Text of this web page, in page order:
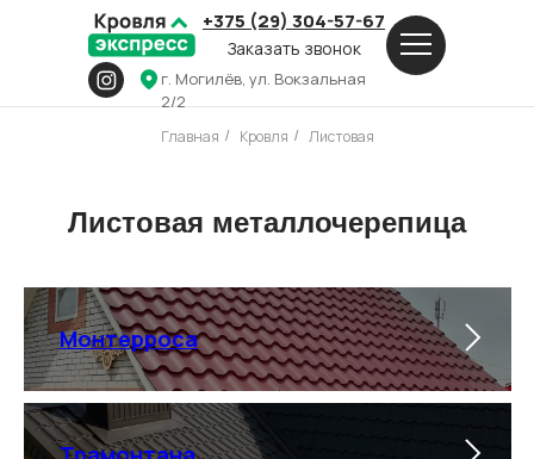
г. Могилёв, ул. Вокзальная
2/2
+375 (29) 304-57-67
Заказать звонок
Главная / Кровля / Листовая
Листовая металлочерепица
Монтерроса